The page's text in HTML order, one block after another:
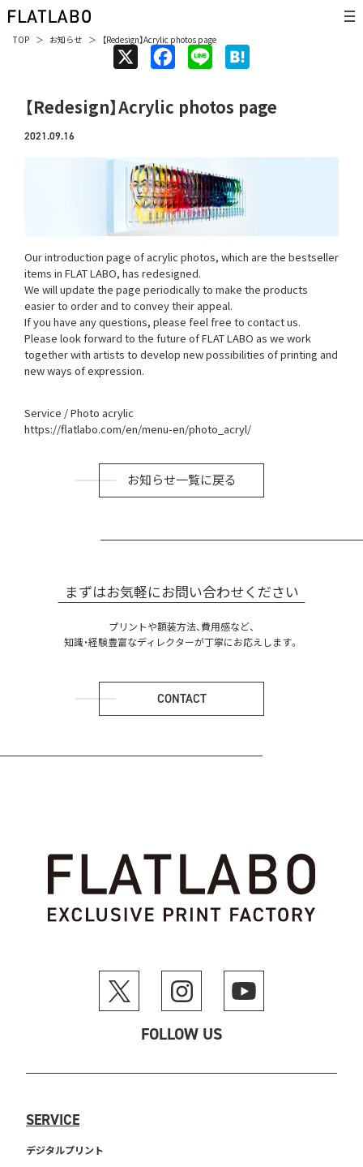
TOP お知らせ 【Redesign】Acrylic photos page
c
o
o
k
n
t
n
【Redesign】Acrylic photos page
2021.09.16
Our introduction page of acrylic photos, which are the bestseller
items in FLAT LABO, has redesigned.
We will update the page periodically to make the products
easier to order and to convey their appeal.
If you have any questions, please feel free to contact us.
Please look forward to the future of FLAT LABO as we work
together with artists to develop new possibilities of printing and
new ways of expression.
Service / Photo acrylic
https://flatlabo.com/en/menu-en/photo_acryl/
お知らせ一覧に戻る
まずはお気軽にお問い合わせください
プリントや額装方法、費用感など、
知識・経験豊富なディレクターが丁寧にお応えします。
CONTACT
FOLLOW US
SERVICE
デジタルプリント